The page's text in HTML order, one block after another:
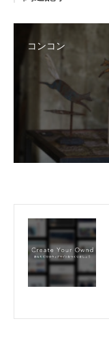
コンコン